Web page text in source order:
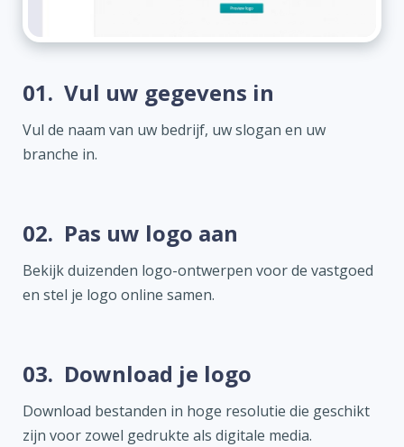
01. Vul uw gegevens in
Vul de naam van uw bedrijf, uw slogan en uw
branche in.
02. Pas uw logo aan
Bekijk duizenden logo-ontwerpen voor de vastgoed
en stel je logo online samen.
03. Download je logo
Download bestanden in hoge resolutie die geschikt
zijn voor zowel gedrukte als digitale media.